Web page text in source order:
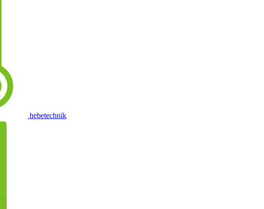
hebetechnik